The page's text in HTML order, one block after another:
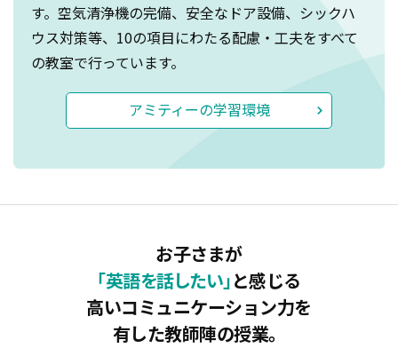
す。空気清浄機の完備、安全なドア設備、シックハ
ウス対策等、10の項目にわたる配慮・工夫をすべて
の教室で行っています。
アミティーの学習環境
お子さまが
「英語を話したい」と感じる
高いコミュニケーション力を
有した教師陣の授業。